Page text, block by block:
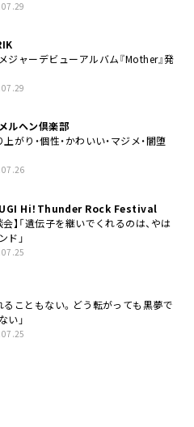
ジャーデビューアルバム『Mother』発
ルヘン倶楽部
上がり・個性・かわいい・マジメ・闇堕
Hi！Thunder Rock Festival
会】「遺伝子を継いでくれるのは、やは
ド」
ることもない。どう転がっても黒夢で
い」